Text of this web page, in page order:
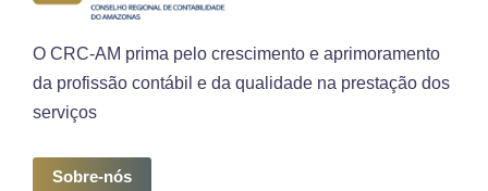
O CRC-AM prima pelo crescimento e aprimoramento
da profissão contábil e da qualidade na prestação dos
serviços
Sobre-nós